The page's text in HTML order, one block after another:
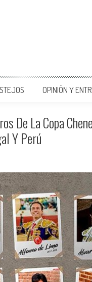
OPINIÓN Y
De La Copa
Y Perú